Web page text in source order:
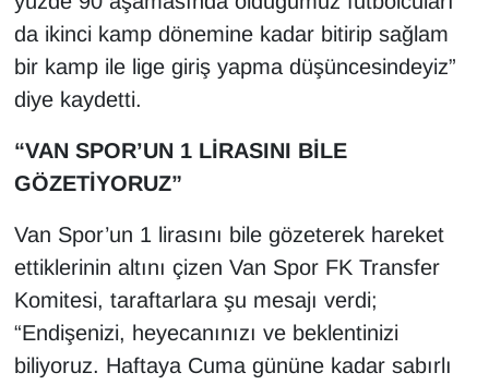
da ikinci kamp dönemine kadar bitirip sağlam
bir kamp ile lige giriş yapma düşüncesindeyiz”
diye kaydetti.
“VAN SPOR’UN 1 LİRASINI BİLE
GÖZETİYORUZ”
Van Spor’un 1 lirasını bile gözeterek hareket
ettiklerinin altını çizen Van Spor FK Transfer
Komitesi, taraftarlara şu mesajı verdi;
“Endişenizi, heyecanınızı ve beklentinizi
biliyoruz. Haftaya Cuma gününe kadar sabırlı